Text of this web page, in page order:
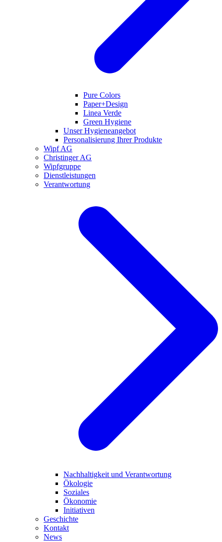
Pure Colors
Paper+Design
Linea Verde
Green Hygiene
Unser Hygieneangebot
Personalisierung Ihrer Produkte
Wipf AG
Christinger AG
Wipfgruppe
Dienstleistungen
Verantwortung
Nachhaltigkeit und Verantwortung
Ökologie
Soziales
Ökonomie
Initiativen
Geschichte
Kontakt
News